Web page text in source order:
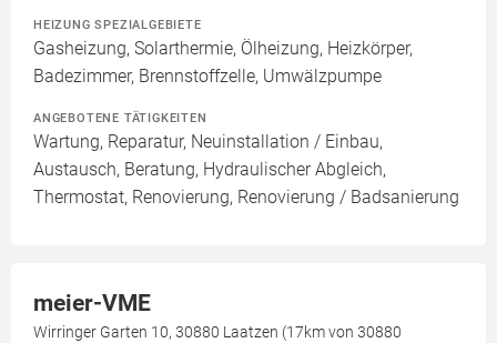
HEIZUNG SPEZIALGEBIETE
Gasheizung, Solarthermie, Ölheizung, Heizkörper,
Badezimmer, Brennstoffzelle, Umwälzpumpe
ANGEBOTENE TÄTIGKEITEN
Wartung, Reparatur, Neuinstallation / Einbau,
Austausch, Beratung, Hydraulischer Abgleich,
Thermostat, Renovierung, Renovierung / Badsanierung
meier-VME
Wirringer Garten 10, 30880 Laatzen (17km von 30880